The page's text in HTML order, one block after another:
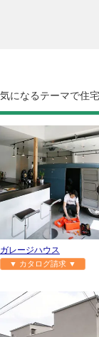
気になるテーマで住
ガレージハウス
▼ カタログ請求 ▼